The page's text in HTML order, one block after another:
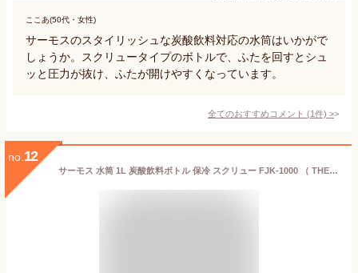
ここあ(50代・女性)
サーモスのスタイリッシュな炭酸飲料対応の水筒はいかがで
しょうか。スクリュータイプのボトルで、ふたを回すとシュ
ッと圧力が抜け、ふたが開けやすくなっています。
全てのおすすめコメント (1件) >
no. 12
サーモス 水筒 1L 炭酸飲料ボトル 保冷 スクリュー FJK-1000 （ THERMOS 直飲み 炭酸 入れられる 炭酸OK 炭酸ボトル 直のみ 炭酸水 グロウラー マグボトル ステンレスボトルマグ ）